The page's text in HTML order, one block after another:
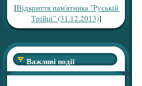
[Відкриття пам'ятника "Руській
Трійці" (31.12.2013)]
Важливі події